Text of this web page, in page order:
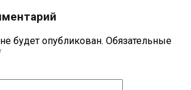
будет опубликован. Обязательные